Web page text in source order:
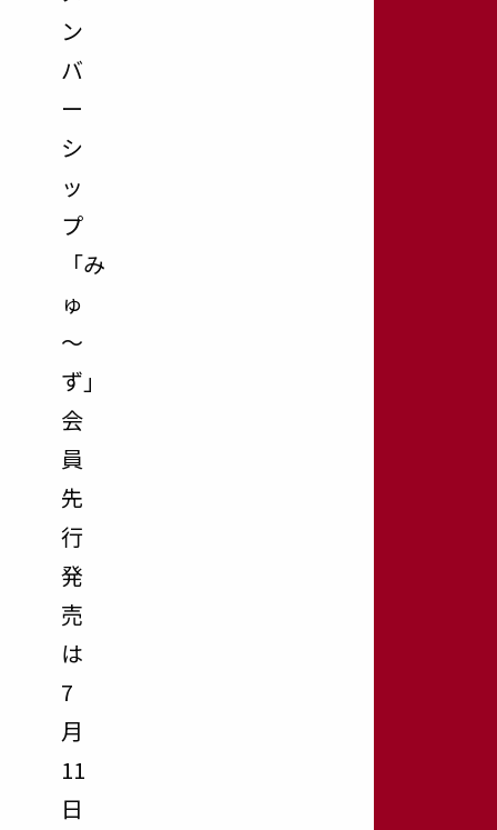
ン
バ
ー
シ
ッ
プ
「み
ゅ
～
ず」
会
員
先
行
発
売
は
7
月
11
日